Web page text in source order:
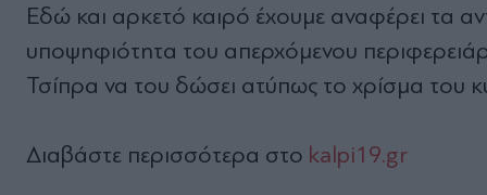
Εδώ και αρκετό καιρό έχουμε αναφέρει τα
υποψηφιότητα του απερχόμενου
Τσίπρα να του δώσει ατύπως το χρίσμα του
Διαβάστε περισσότερα στο kalpi19.gr